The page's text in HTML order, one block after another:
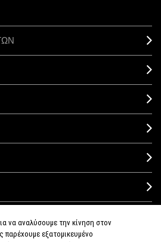
να αναλύσουμε την κίνηση στον
εξατομικευμένο